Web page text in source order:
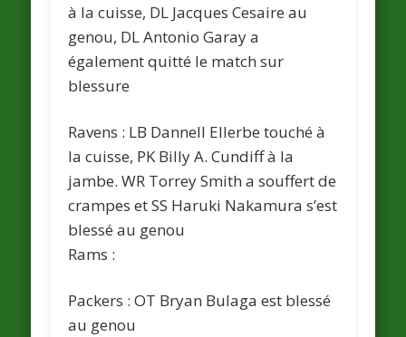
à la cuisse, DL Jacques Cesaire au
genou, DL Antonio Garay a
également quitté le match sur
blessure
Ravens : LB Dannell Ellerbe touché à
la cuisse, PK Billy A. Cundiff à la
jambe. WR Torrey Smith a souffert de
crampes et SS Haruki Nakamura s’est
blessé au genou
Rams :
Packers : OT Bryan Bulaga est blessé
au genou